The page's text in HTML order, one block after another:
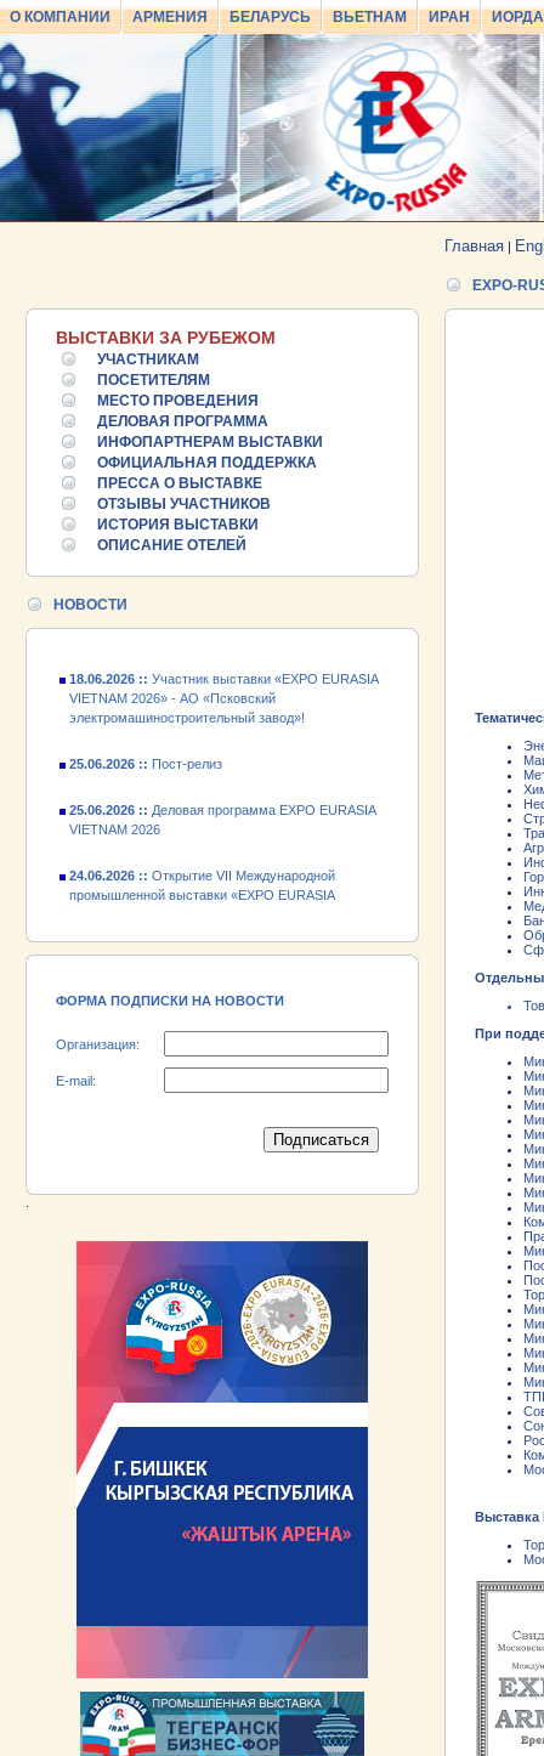
О КОМПАНИИ АРМЕНИЯ БЕЛАРУСЬ ВЬЕТНАМ ИРАН
Главная |
ВЫСТАВКИ ЗА РУБЕЖОМ
УЧАСТНИКАМ
ПОСЕТИТЕЛЯМ
МЕСТО ПРОВЕДЕНИЯ
ДЕЛОВАЯ ПРОГРАММА
ИНФОПАРТНЕРАМ ВЫСТАВКИ
ОФИЦИАЛЬНАЯ ПОДДЕРЖКА
ПРЕССА О ВЫСТАВКЕ
ОТЗЫВЫ УЧАСТНИКОВ
ИСТОРИЯ ВЫСТАВКИ
ОПИСАНИЕ ОТЕЛЕЙ
НОВОСТИ
25.06.2026 :: Пост-релиз
25.06.2026 ::Деловая программа EXPO EURASIA
VIETNAM 2026
промышленной выставки «EXPO EURASIA
VIETNAM 2026»
электромашиностроительный завод»!
25.06.2026 ::Пост-релиз
25.06.2026 :: Деловая программа EXPO EURASIA
24.06.2026 ::Открытие VII Международной
VIETNAM 2026»
VIETNAM 2026» - АО «Псковский
ФОРМА ПОДПИСКИ НА НОВОСТИ
Организация:
E-mail:
EXPO-
При
Выставка